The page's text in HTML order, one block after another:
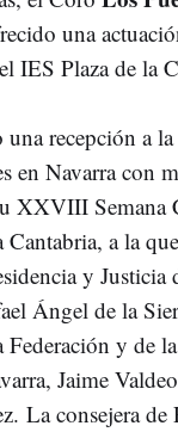
una
IES Plaza de la
recepción a
en Navarra con
XXVIII Semana
Cantabria, a la
y Justicia
Ángel de la
Federación y de
Jaime
La consejera de